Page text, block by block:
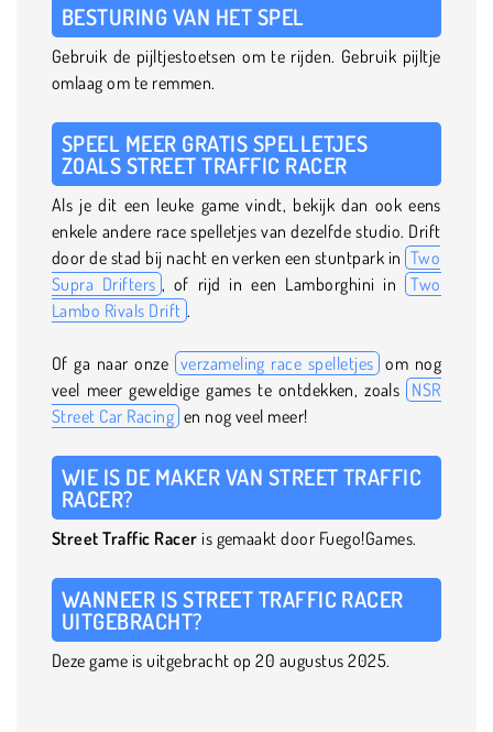
BESTURING VAN HET SPEL
Gebruik de pijltjestoetsen om te rijden. Gebruik pijltje
omlaag om te remmen.
SPEEL MEER GRATIS SPELLETJES
ZOALS STREET TRAFFIC RACER
Als je dit een leuke game vindt, bekijk dan ook eens
enkele andere race spelletjes van dezelfde studio. Drift
door de stad bij nacht en verken een stuntpark in Two
Supra Drifters , of rijd in een Lamborghini in Two
Lambo Rivals Drift .
Of ga naar onze verzameling race spelletjes om nog
veel meer geweldige games te ontdekken, zoals NSR
Street Car Racing en nog veel meer!
WIE IS DE MAKER VAN STREET TRAFFIC
RACER?
Street Traffic Racer is gemaakt door Fuego!Games.
WANNEER IS STREET TRAFFIC RACER
UITGEBRACHT?
Deze game is uitgebracht op 20 augustus 2025.